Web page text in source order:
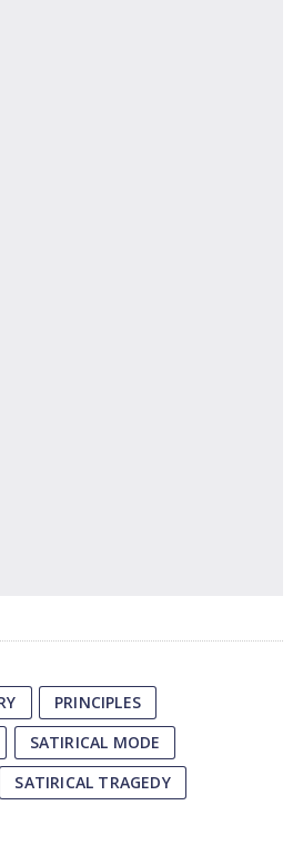
PRINCIPLES
SATIRICAL MODE
SATIRICAL TRAGEDY